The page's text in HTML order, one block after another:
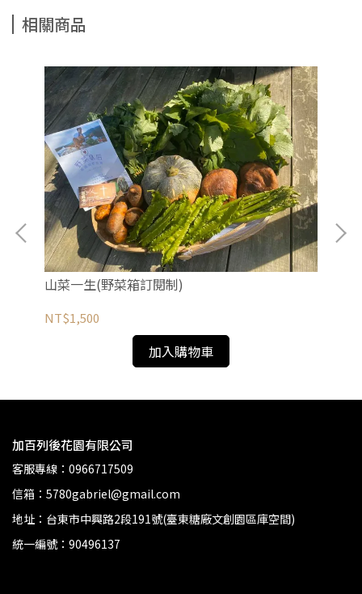
相關商品
山菜一生(野菜箱訂閱制)
NT$1,500
加入購物車
加百列後花園有限公司
客服專線：0966717509
信箱：5780gabriel@gmail.com
地址：台東市中興路2段191號(臺東糖廠文創園區庫空間)
統一編號：90496137